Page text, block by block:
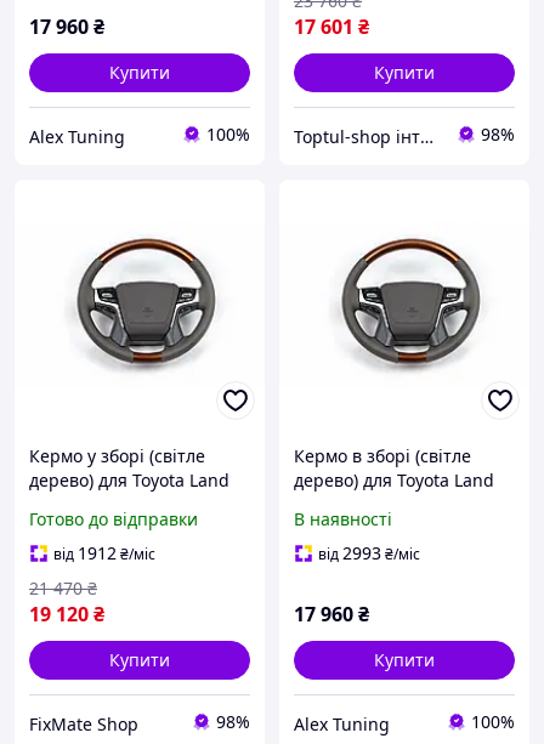
17 960₴
Купити
Alex Tuning 100%
17 601 ₴
Купити
Toptul-shop інтернет магазин 98%
Кермо у зборі (світле
дерево) для Toyota Land
зборі, Кермо для Toyota
Land Cruiser 200
Готово до відправки
від 1912₴/міс
19 120₴
21 470 ₴
Купити
FixMate Shop 98%
Кермо в зборі (світле
дерево) для Toyota Land
2023 рр
В наявності
від2993₴/міс
17 960₴
Купити
Alex Tuning 100%